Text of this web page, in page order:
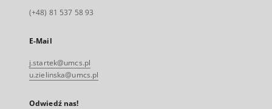
(+48) 81 537 58 93
E-Mail
j.startek@umcs.pl
u.zielinska@umcs.pl
Odwiedź nas!